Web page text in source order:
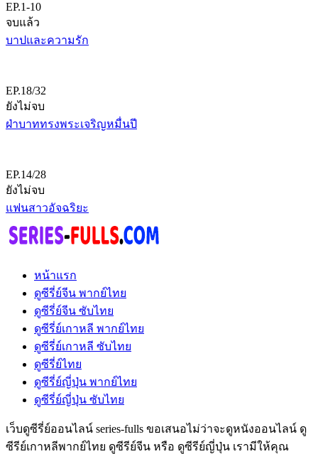
EP.1-10
จบแล้ว
บาปและความรัก
EP.18/32
ยังไม่จบ
ฝ่าบาททรงพระเจริญหมื่นปี
EP.14/28
ยังไม่จบ
แฟนสาวอัจฉริยะ
หน้าแรก
ดูซีรี่ย์จีน พากย์ไทย
ดูซีรี่ย์จีน ซับไทย
ดูซีรี่ย์เกาหลี พากย์ไทย
ดูซีรี่ย์เกาหลี ซับไทย
ดูซีรี่ย์ไทย
ดูซีรี่ย์ญี่ปุ่น พากย์ไทย
ดูซีรี่ย์ญี่ปุ่น ซับไทย
เว็บดูซีรี่ย์ออนไลน์ series-fulls ขอเสนอไม่ว่าจะดูหนังออนไลน์ ดู
ซีรีย์เกาหลีพากย์ไทย ดูซีรีย์จีน หรือ ดูซีรีย์ญี่ปุ่น เรามีให้คุณ